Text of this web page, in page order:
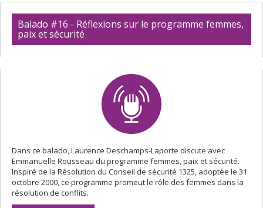
Balado #16 - Réflexions sur le programme femmes,
paix et sécurité
Dans ce balado, Laurence Deschamps-Laporte discute avec
Emmanuelle Rousseau du programme femmes, paix et sécurité.
Inspiré de la Résolution du Conseil de sécurité 1325, adoptée le 31
octobre 2000, ce programme promeut le rôle des femmes dans la
résolution de conflits.